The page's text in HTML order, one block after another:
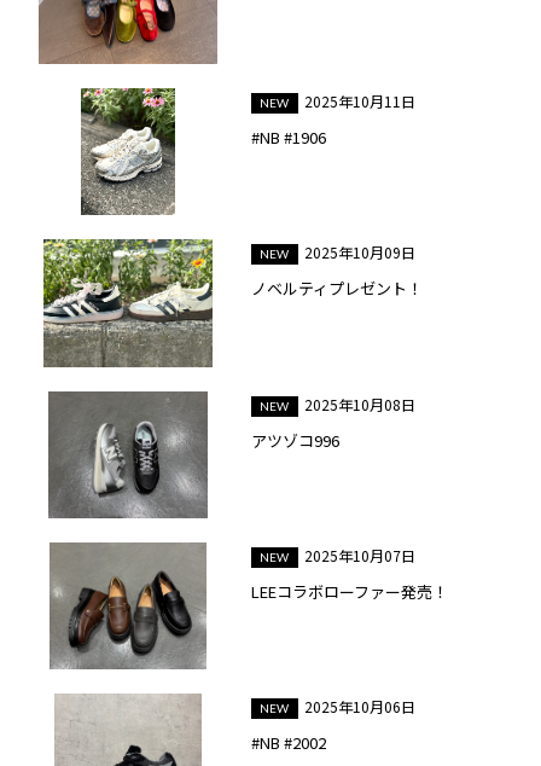
2025年10月11日
#NB #1906
2025年10月09日
ノベルティプレゼント！
2025年10月08日
アツゾコ996
2025年10月07日
LEEコラボローファー発売！
2025年10月06日
#NB #2002